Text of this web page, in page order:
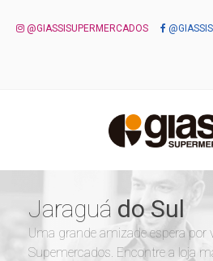
@GIASSISUPERMERCADOS
Jaraguá do Sul
Uma grande amizade espera por
Supemercados. Encontre a loja